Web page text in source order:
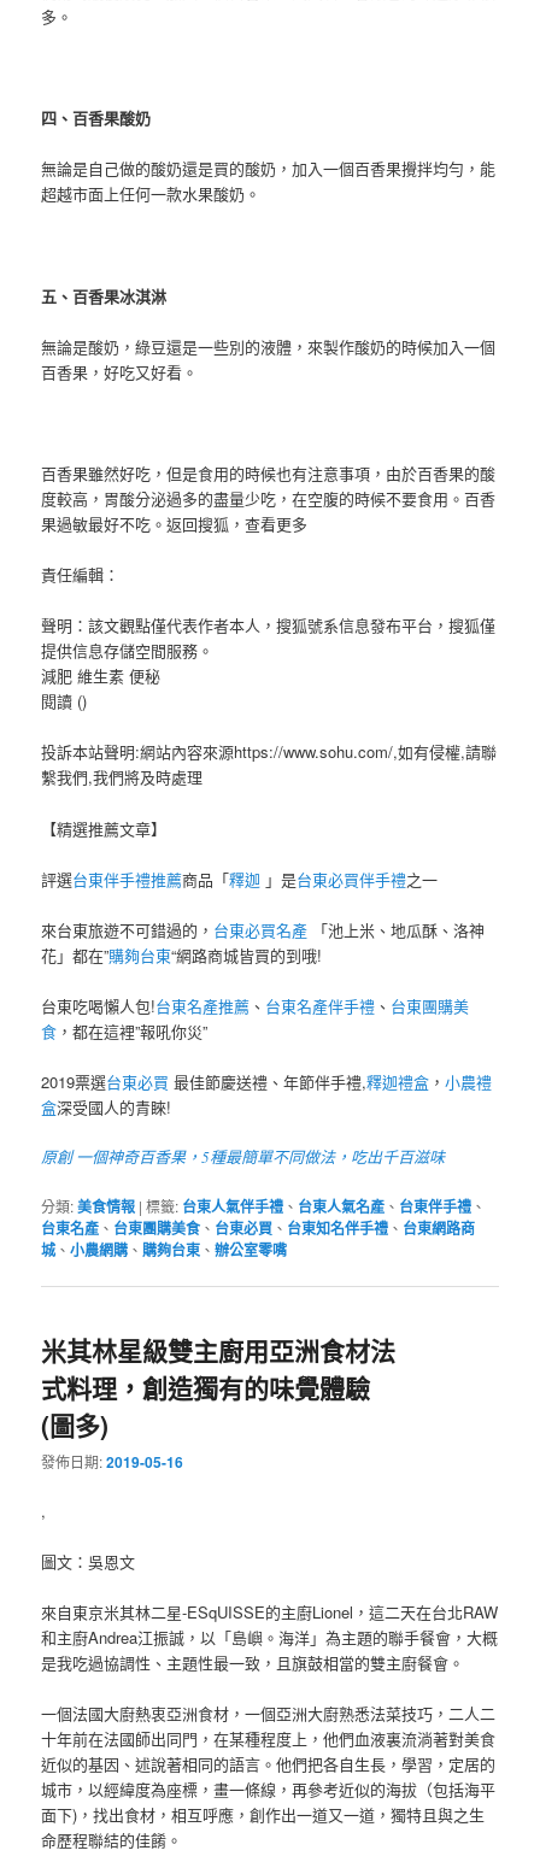
多。
四、百香果酸奶
無論是自己做的酸奶還是買的酸奶，加入一個百香果攪拌均勻，能
超越市面上任何一款水果酸奶。
五、百香果冰淇淋
無論是酸奶，綠豆還是一些別的液體，來製作酸奶的時候加入一個
百香果，好吃又好看。
百香果雖然好吃，但是食用的時候也有注意事項，由於百香果的酸
度較高，胃酸分泌過多的盡量少吃，在空腹的時候不要食用。百香
果過敏最好不吃。返回搜狐，查看更多
責任編輯：
聲明：該文觀點僅代表作者本人，搜狐號系信息發布平台，搜狐僅
提供信息存儲空間服務。
減肥 維生素 便秘
閱讀 ()
投訴本站聲明:網站內容來源https://www.sohu.com/,如有侵權,請聯
繫我們,我們將及時處理
【精選推薦文章】
評選台東伴手禮推薦商品「釋迦 」是台東必買伴手禮之一
來台東旅遊不可錯過的， 台東必買名產 「池上米、地瓜酥、洛神
花」都在”購夠台東“網路商城皆買的到哦!
台東吃喝懶人包!台東名產推薦 、 台東名產伴手禮 、 台東團購美
食 ，都在這裡”報吼你災”
2019票選台東必買 最佳節慶送禮、年節伴手禮,釋迦禮盒 ，小農禮
盒深受國人的青睞!
原創 一個神奇百香果，5種最簡單不同做法，吃出千百滋味
分類:美食情報 |標籤: 台東人氣伴手禮 、 台東人氣名產 、 台東伴手禮 、
台東名產 、 台東團購美食 、 台東必買 、 台東知名伴手禮 、 台東網路商
城 、小農網購 、 購夠台東 、辦公室零嘴
米其林星級雙主廚用亞洲食材法
式料理，創造獨有的味覺體驗
(圖多)
發佈日期:2019-05-16
,
圖文：吳恩文
來自東京米其林二星-ESqUISSE的主廚Lionel，這二天在台北RAW
和主廚Andrea江振誠，以「島嶼。海洋」為主題的聯手餐會，大概
是我吃過協調性、主題性最一致，且旗鼓相當的雙主廚餐會。
一個法國大廚熱衷亞洲食材，一個亞洲大廚熟悉法菜技巧，二人二
十年前在法國師出同門，在某種程度上，他們血液裏流淌著對美食
近似的基因、述說著相同的語言。他們把各自生長，學習，定居的
城市，以經緯度為座標，畫一條線，再參考近似的海拔（包括海平
面下)，找出食材，相互呼應，創作出一道又一道，獨特且與之生
命歷程聯結的佳餚。